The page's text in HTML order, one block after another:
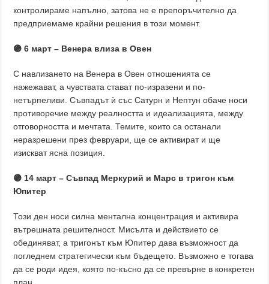
контролираме напълно, затова не е препоръчително да
предприемаме крайни решения в този момент.
🟣 6 март – Венера влиза в Овен
С навлизането на Венера в Овен отношенията се
нажежават, а чувствата стават по-изразени и по-
нетърпеливи. Съвпадът ѝ със Сатурн и Нептун обаче носи
противоречие между реалността и идеализацията, между
отговорността и мечтата. Темите, които са останали
неразрешени през февруари, ще се активират и ще
изискват ясна позиция.
🟣 14 март – Съвпад Меркурий и Марс в тригон към
Юпитер
Този ден носи силна ментална концентрация и активира
вътрешната решителност. Мисълта и действието се
обединяват, а тригонът към Юпитер дава възможност да
погледнем стратегически към бъдещето. Възможно е тогава
да се роди идея, която по-късно да се превърне в конкретен